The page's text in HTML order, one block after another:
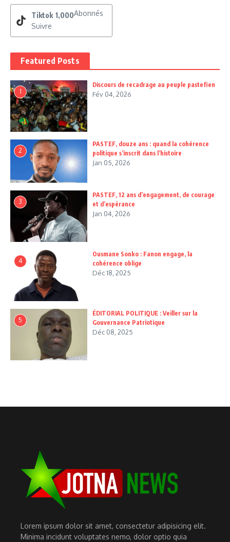
Tiktok 1,000Abonnés
Suivre
Featured Posts
1
Discours de recadrage au peuple pastefien
Fév 04, 2026
2
PASTEF, douze ans : quand la cohérence
politique s’inscrit dans l’histoire
Jan 05, 2026
3
PASTEF, 12 ans d’engagement, de courage
et d’espérance
Jan 04, 2026
4
Ousmane Sonko : Fanon engage, la
cohérence oblige
Déc 18, 2025
5
ÉDITORIAL POLITIQUE : Veiller sur la
Gouvernance Patriotique
Déc 08, 2025
Lorem ipsum dolor sit amet, consectetur adipisicing elit.
Minima incidunt voluptates nemo, dolor optio quia